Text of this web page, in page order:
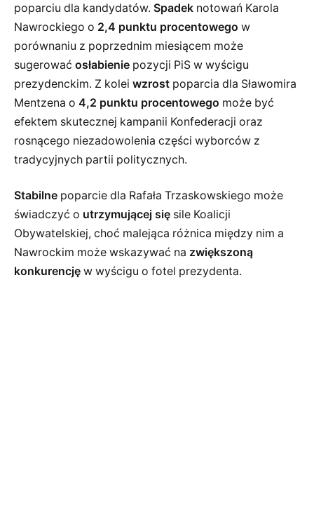
poparciu dla kandydatów. Spadek notowań Karola
Nawrockiego o 2,4 punktu procentowego w
porównaniu z poprzednim miesiącem może
sugerować osłabienie pozycji PiS w wyścigu
prezydenckim. Z kolei wzrost poparcia dla Sławomira
Mentzena o 4,2 punktu procentowego może być
efektem skutecznej kampanii Konfederacji oraz
rosnącego niezadowolenia części wyborców z
tradycyjnych partii politycznych.
Stabilne poparcie dla Rafała Trzaskowskiego może
świadczyć o utrzymującej się sile Koalicji
Obywatelskiej, choć malejąca różnica między nim a
Nawrockim może wskazywać na zwiększoną
konkurencję w wyścigu o fotel prezydenta.